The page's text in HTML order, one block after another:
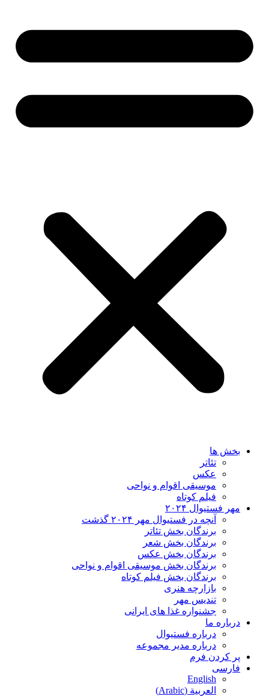
ها
موسیقی اقوام و نواحی
فیلم کوتاه
فستیوال ۲۰۲۴
آنچه در فستیوال مهر ۲۰۲۴ گذشت
برندگان بخش تئاتر
برندگان بخش شعر
برندگان بخش عکس
برندگان بخش موسیقی اقوام و نواحی
برندگان بخش فیلم کوتاه
بازارچه هنری
تندیس مهر
جشنواره غذا های ایرانی
ما
درباره فستیوال
درباره مدیر مجموعه
کردن فرم
English
العربية(
Arabic
)